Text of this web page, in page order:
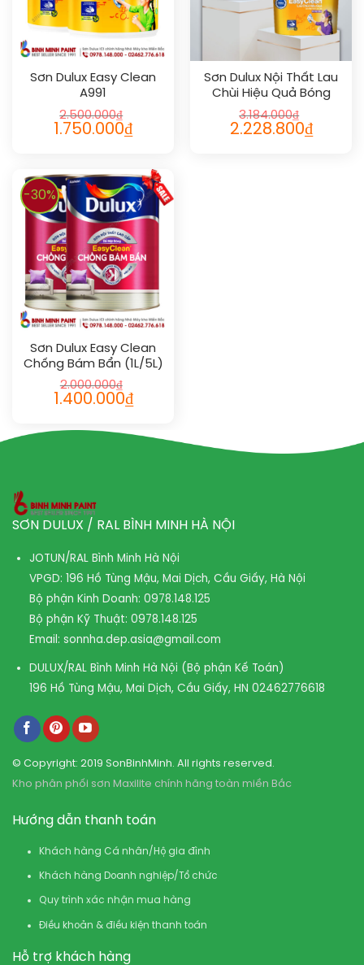
Sơn Dulux Easy Clean
A991
2.500.000₫
1.750.000₫
Sơn Dulux Nội Thất Lau
Chùi Hiệu Quả Bóng
3.184.000₫
2.228.800₫
-30%
Sơn Dulux Easy Clean
Chống Bám Bẩn (1L/5L)
2.000.000₫
1.400.000₫
SƠN DULUX / RAL BÌNH MINH HÀ NỘI
JOTUN/RAL Bình Minh Hà Nội
VPGD: 196 Hồ Tùng Mậu, Mai Dịch, Cầu Giấy, Hà Nội
Bộ phận Kinh Doanh: 0978.148.125
Bộ phận Kỹ Thuật: 0978.148.125
Email: sonnha.dep.asia@gmail.com
DULUX/RAL Bình Minh Hà Nội (Bộ phận Kế Toán)
196 Hồ Tùng Mậu, Mai Dịch, Cầu Giấy, HN 02462776618
© Copyright: 2019 SonBinhMinh. All rights reserved.
Kho phân phối sơn Maxilite chính hãng toàn miền Bắc
Hướng dẫn thanh toán
Khách hàng Cá nhân/Hộ gia đình
Khách hàng Doanh nghiệp/Tổ chức
Quy trình xác nhận mua hàng
Điều khoản & điều kiện thanh toán
Hỗ trợ khách hàng